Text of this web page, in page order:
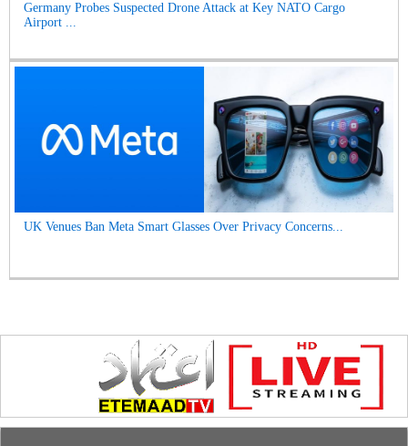
Germany Probes Suspected Drone Attack at Key NATO Cargo
Airport ...
UK Venues Ban Meta Smart Glasses Over Privacy Concerns...